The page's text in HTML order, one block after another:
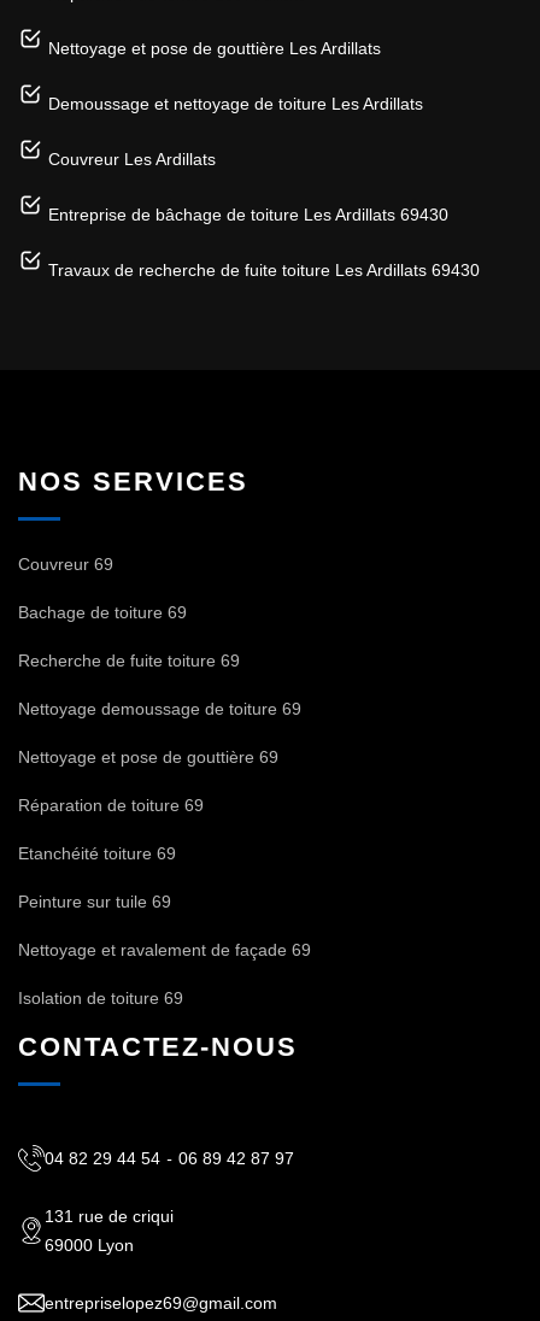
Nettoyage et pose de gouttière Les Ardillats
Demoussage et nettoyage de toiture Les Ardillats
Couvreur Les Ardillats
Entreprise de bâchage de toiture Les Ardillats 69430
Travaux de recherche de fuite toiture Les Ardillats 69430
NOS SERVICES
Couvreur 69
Bachage de toiture 69
Recherche de fuite toiture 69
Nettoyage demoussage de toiture 69
Nettoyage et pose de gouttière 69
Réparation de toiture 69
Etanchéité toiture 69
Peinture sur tuile 69
Nettoyage et ravalement de façade 69
Isolation de toiture 69
CONTACTEZ-NOUS
04 82 29 44 54 - 06 89 42 87 97
131 rue de criqui
69000 Lyon
entrepriselopez69@gmail.com